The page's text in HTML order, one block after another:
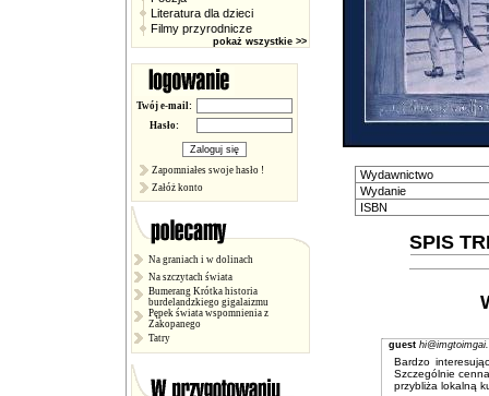
Literatura dla dzieci
Filmy przyrodnicze
pokaż wszystkie >>
Twój e-mail:
Hasło:
Zapomniałes swoje hasło !
Załóż konto
Na graniach i w dolinach
Na szczytach świata
Bumerang Krótka historia
burdelandzkiego gigalaizmu
Pępek świata wspomnienia z
Zakopanego
Tatry
Wydawnictwo
Wydanie
ISBN
SPIS
guest
Bardzo
Szczególnie
przybliża lokalną